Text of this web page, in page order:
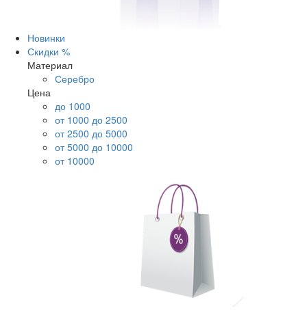
Новинки
Скидки %
Материал
Серебро
Цена
до 1000
от 1000 до 2500
от 2500 до 5000
от 5000 до 10000
от 10000